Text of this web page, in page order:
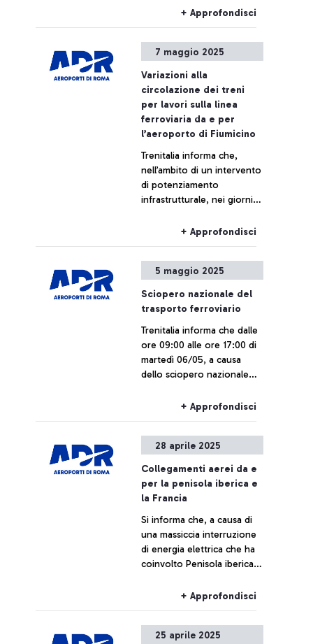
passeggeri in transito
all’interno del Terminal 1
+ Approfondisci
7 maggio 2025
Variazioni alla
circolazione dei treni
per lavori sulla linea
ferroviaria da e per
l’aeroporto di Fiumicino
Trenitalia informa che,
nell’ambito di un intervento
di potenziamento
infrastrutturale, nei giorni
ferroviaria da e per
l’aeroporto di Fiumicino
potrà subire modifiche,
ritardi o cancellazioni.
+ Approfondisci
5 maggio 2025
Sciopero nazionale del
trasporto ferroviario
Trenitalia informa che dalle
ore 09:00 alle ore 17:00 di
martedì 06/05, a causa
dello sciopero nazionale
FS, Trenitalia, Trenitalia Tper
e Trenord, i collegamenti
ferroviari da e per
l’aeroporto di Fiumicino
potrebbero subire ritardi o
cancellazioni.
+ Approfondisci
28 aprile 2025
Collegamenti aerei da e
per la penisola iberica e
la Francia
Si informa che, a causa di
una massiccia interruzione
di energia elettrica che ha
coinvolto Penisola iberica e
verificarsi ritardi o
cancellazioni per i voli
diretti o provenienti dagli
aeroporti o spazi aerei dei
+ Approfondisci
25 aprile 2025